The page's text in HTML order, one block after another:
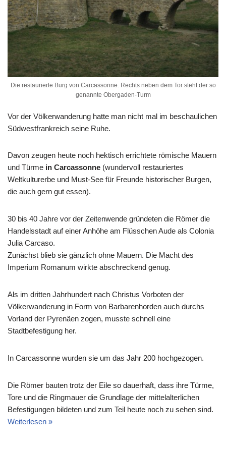
Die restaurierte Burg von Carcassonne. Rechts neben dem Tor steht der so
genannte Obergaden-Turm
Vor der Völkerwanderung hatte man nicht mal im beschaulichen
Südwestfrankreich seine Ruhe.
Davon zeugen heute noch hektisch errichtete römische Mauern
und Türme in Carcassonne (wundervoll restauriertes
Weltkulturerbe und Must-See für Freunde historischer Burgen,
die auch gern gut essen).
30 bis 40 Jahre vor der Zeitenwende gründeten die Römer die
Handelsstadt auf einer Anhöhe am Flüsschen Aude als Colonia
Julia Carcaso.
Zunächst blieb sie gänzlich ohne Mauern. Die Macht des
Imperium Romanum wirkte abschreckend genug.
Als im dritten Jahrhundert nach Christus Vorboten der
Völkerwanderung in Form von Barbarenhorden auch durchs
Vorland der Pyrenäen zogen, musste schnell eine
Stadtbefestigung her.
In Carcassonne wurden sie um das Jahr 200 hochgezogen.
Die Römer bauten trotz der Eile so dauerhaft, dass ihre Türme,
Tore und die Ringmauer die Grundlage der mittelalterlichen
Befestigungen bildeten und zum Teil heute noch zu sehen sind.
Weiterlesen »